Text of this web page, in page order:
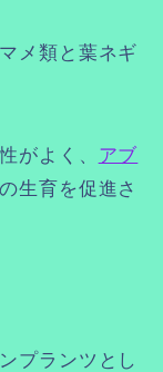
メ類と葉ネギ
がよく、 アブ
生育を促進さ
プランツとし